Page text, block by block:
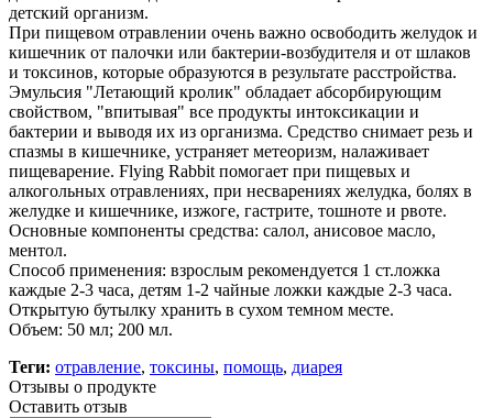
детский организм.
При пищевом отравлении очень важно освободить желудок и
кишечник от палочки или бактерии-возбудителя и от шлаков
и токсинов, которые образуются в результате расстройства.
Эмульсия "Летающий кролик" обладает абсорбирующим
свойством, "впитывая" все продукты интоксикации и
бактерии и выводя их из организма. Средство снимает резь и
спазмы в кишечнике, устраняет метеоризм, налаживает
пищеварение. Flying Rabbit помогает при пищевых и
алкогольных отравлениях, при несварениях желудка, болях в
желудке и кишечнике, изжоге, гастрите, тошноте и рвоте.
Основные компоненты средства: салол, анисовое масло,
ментол.
Способ применения: взрослым рекомендуется 1 ст.ложка
каждые 2-3 часа, детям 1-2 чайные ложки каждые 2-3 часа.
Открытую бутылку хранить в сухом темном месте.
Объем: 50 мл; 200 мл.
Теги: отравление, токсины, помощь, диарея
Отзывы о продукте
Оставить отзыв